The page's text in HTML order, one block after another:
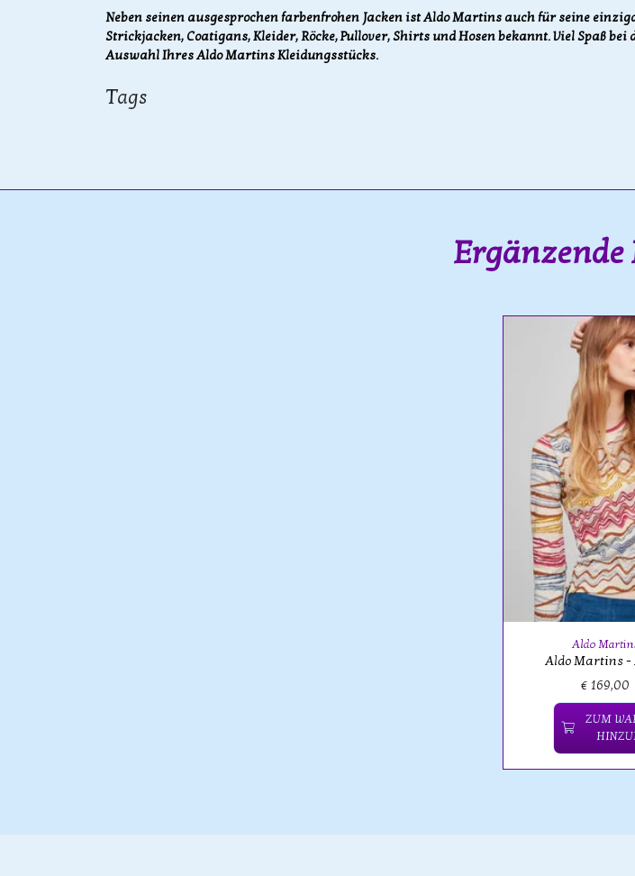
Neben seinen ausgesprochen farbenfrohen Jacken ist Aldo Martins auch für seine
Strickjacken, Coatigans, Kleider, Röcke, Pullover, Shirts und Hosen bekannt. Viel Spaß bei
Auswahl Ihres Aldo Martins Kleidungsstücks.
Tags
Ergänzende
Aldo
Aldo Martins -
€ 169,00
ZUM